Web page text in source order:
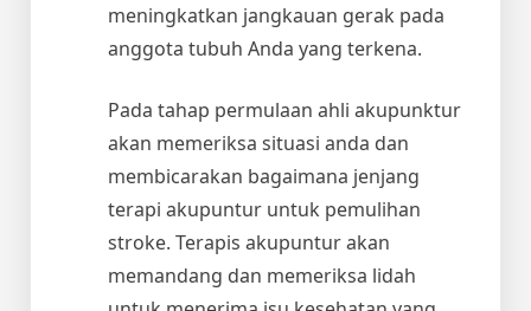
meningkatkan jangkauan gerak pada
anggota tubuh Anda yang terkena.
Pada tahap permulaan ahli akupunktur
akan memeriksa situasi anda dan
membicarakan bagaimana jenjang
terapi akupuntur untuk pemulihan
stroke. Terapis akupuntur akan
memandang dan memeriksa lidah